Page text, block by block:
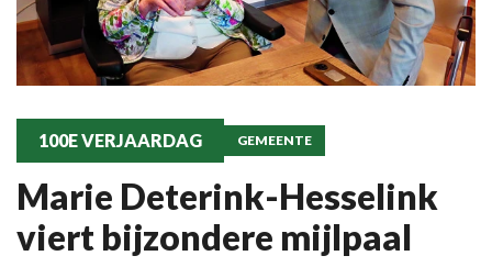
100E VERJAARDAG GEMEENTE
Marie Deterink-Hesselink
viert bijzondere mijlpaal